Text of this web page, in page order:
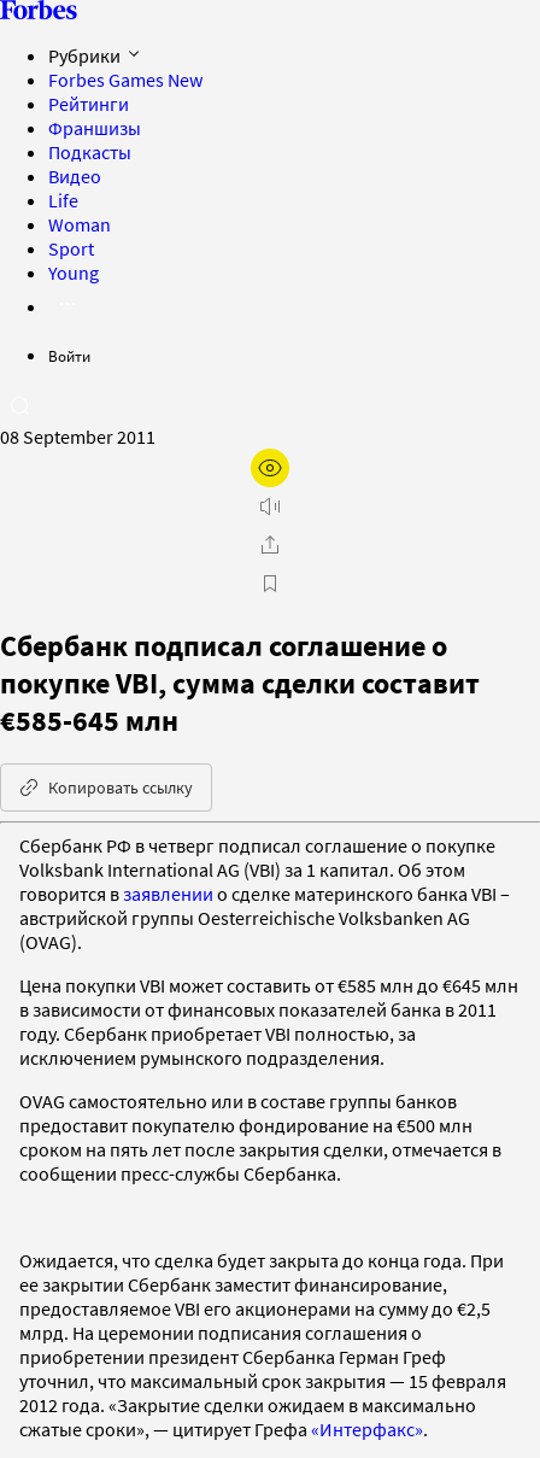
Рубрики
Forbes Games New
Рейтинги
Франшизы
Подкасты
Видео
Life
Woman
Sport
Young
Войти
08 September 2011
Сбербанк подписал соглашение о
покупке VBI, сумма сделки составит
€585-645 млн
Копировать ссылку
Сбербанк РФ в четверг подписал соглашение о покупке
Volksbank International AG (VBI) за 1 капитал. Об этом
говорится взаявлении о сделке материнского банка VBI –
австрийской группы Oesterreichische Volksbanken AG
(OVAG).
Цена покупки VBI может составить от €585 млн до €645 млн
в зависимости от финансовых показателей банка в 2011
году. Сбербанк приобретает VBI полностью, за
исключением румынского подразделения.
OVAG самостоятельно или в составе группы банков
предоставит покупателю фондирование на €500 млн
сроком на пять лет после закрытия сделки, отмечается в
сообщении пресс-службы Сбербанка.
Ожидается, что сделка будет закрыта до конца года. При
ее закрытии Сбербанк заместит финансирование,
предоставляемое VBI его акционерами на сумму до €2,5
млрд. На церемонии подписания соглашения о
приобретении президент Сбербанка Герман Греф
уточнил, что максимальный срок закрытия — 15 февраля
2012 года. «Закрытие сделки ожидаем в максимально
сжатые сроки», — цитирует Грефа «Интерфакс».